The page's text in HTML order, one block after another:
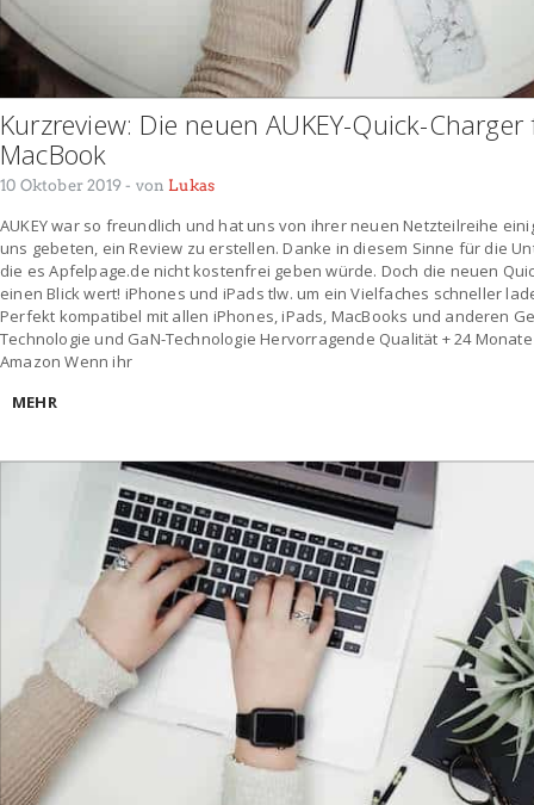
Kurzreview: Die neuen AUKEY-Quick-
MacBook
10 Oktober 2019- von Lukas
AUKEY war so freundlich und hat uns von ihrer neuen Netzteilreihe
uns gebeten, ein Review zu erstellen. Danke in diesem Sinne für die
die es Apfelpage.de nicht kostenfrei geben würde. Doch die neuen
einen Blick wert! iPhones und iPads tlw. um ein Vielfaches schneller
Perfekt kompatibel mit allen iPhones, iPads, MacBooks und anderen
Technologie und GaN-Technologie Hervorragende Qualität + 24
Amazon Wenn ihr
MEHR